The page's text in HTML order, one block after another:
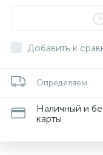
Добавить к
Определяем...
Наличный и
карты